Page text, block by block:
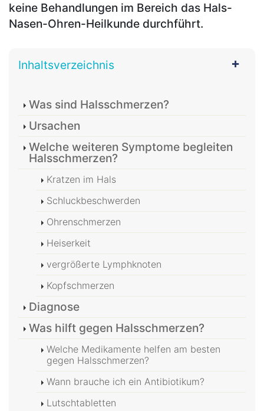
keine Behandlungen im Bereich das Hals-
Nasen-Ohren-Heilkunde durchführt.
Inhaltsverzeichnis
Was sind Halsschmerzen?
Ursachen
Welche weiteren Symptome begleiten
Halsschmerzen?
Kratzen im Hals
Schluckbeschwerden
Ohrenschmerzen
Heiserkeit
vergrößerte Lymphknoten
Kopfschmerzen
Diagnose
Was hilft gegen Halsschmerzen?
Welche Medikamente helfen am besten
gegen Halsschmerzen?
Wann brauche ich ein Antibiotikum?
Lutschtabletten